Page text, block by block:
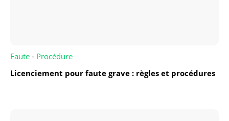
Faute - Procédure
Licenciement pour faute grave : règles et procédures